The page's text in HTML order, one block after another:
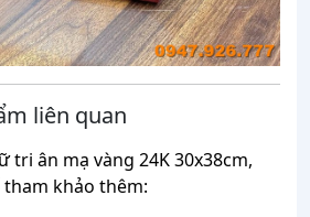
liên quan
tri ân mạ vàng 24K 30x38cm,
khảo thêm: